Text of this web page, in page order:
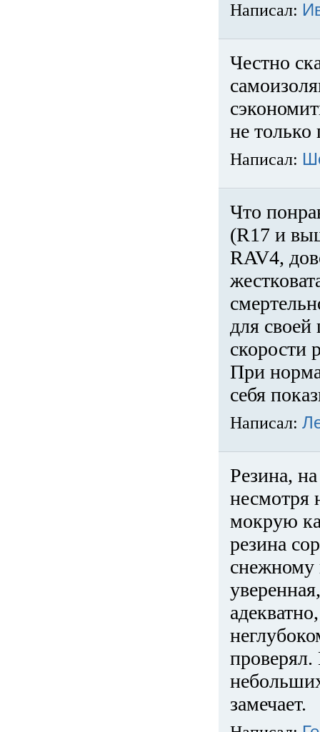
Написал:
Честно
не только
Написал:
Что
(R17 и
RAV4,
для
скорости
При
себя
Написал:
Резина,
несмотря
мокрую
резина
снежному
замечает.